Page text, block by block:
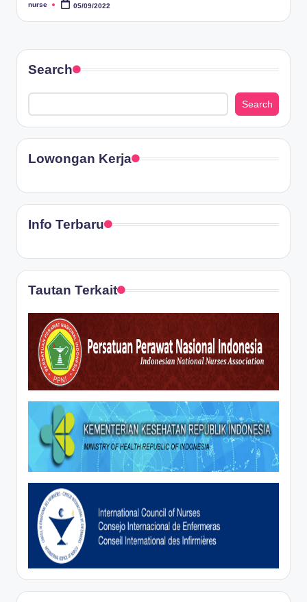
Posted
nurse 05/09/2022
Search
Search
Lowongan Kerja
Info Terbaru
Tautan Terkait